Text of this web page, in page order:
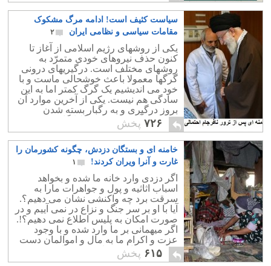
سیاست کثیف است! ادامه مرگ مشکوک
مقامات سیاسی و نظامی ایران
۲
یکی از روشهای رژیم اسلامی از آغاز تا
کنون حذف نیروهای خودی متمرّد به
روشهای مختلف است. درگیریهای درونی
گرگها معمولا باعث خوشحالی ماست و با
خود می اندیشیم یک گرگ کمتر اما به این
سادگی هم نیست. یکی از آخرین موارد آن
بروز درگیری و به رگبار بسته شدن
خودروی آخوند محمدی گلپایگانی و
مصدومیت وی و چند محافظ است که
منجر به مرگ سپاهی حسن اکبری شده
است. روش ترور برای حذف افراد خودی و
نخودی در رژیم بسیار قدیمی است و در این
مقاله به تعدادی از پرونده های مرگهای
مشکوک سران نظام می پردازیم.
۷۲۶ پخش
خامنه ای و بستگان دزدش، چگونه کشورمان را
غارت و آنرا ویران کردند!
۱
اگر دزدی وارد خانه ما شده و بخواهد
اسباب اثاثیه و پول و جواهرات مارا به
سرقت برد چه واکنشی نشان می دهیم؟.
آیا با او بر سر جنگ و نزاع در نمی آییم و در
صورت امکان به پلیس اطلاع نمی دهیم؟!.
اگر میهمانی بر ما وارد شده و با وجود
عزت و اکرام ما به مال و اموالمان دست
درازی کند باز چه واکنشی نشان می
دهیم؟.
۶۱۵ پخش